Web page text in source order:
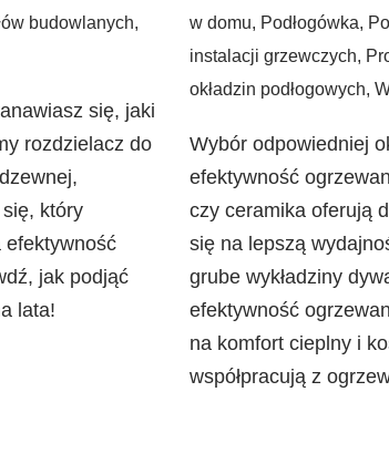
budowlanych,
się, jaki
rozdzielacz do
który
efektywność
jak podjąć
lata!
w domu, Podłogówka,
instalacji grzewczych,
okładzin podłogowych,
Wybór odpowiedniej
efektywność
czy ceramika oferują
się na lepszą
grube wykładziny
efektywność
na komfort cieplny i
współpracują z